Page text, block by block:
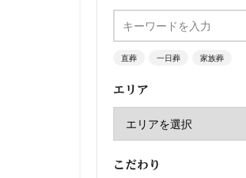
直葬 一日葬 家族葬
エリア
こだわり